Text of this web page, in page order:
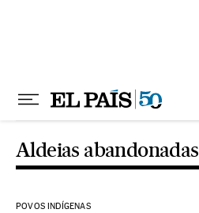
Aldeias abandonadas
POVOS INDÍGENAS